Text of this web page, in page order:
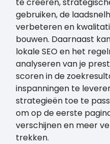
gebruiken, de
verbeteren en
bouwen. Daarnaast
lokale SEO en het
analyseren van je
scoren in de
inspanningen te
strategieën toe te
om op de eerste
verschijnen en meer
trekken.